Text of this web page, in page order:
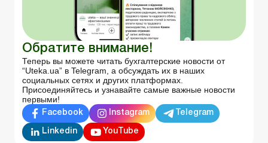
Обратите внимание!
Теперь вы можете читать бухгалтерские новости от
“Uteka.ua” в Telegram, а обсуждать их в наших
социальных сетях и других платформах.
Присоединяйтесь и узнавайте самые важные новости
первыми!
Facebook Instagram Telegram
Linkedin YouTube